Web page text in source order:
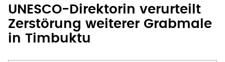
UNESCO-Direktorin verurteilt
Zerstörung weiterer Grabmale
in Timbuktu